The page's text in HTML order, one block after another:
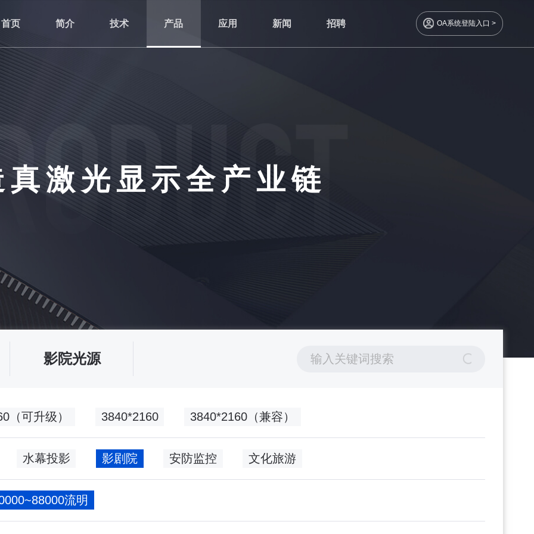
首页 简介 技术 产品 应用 新闻 招聘 OA系统登陆入口 >
真激光显示全产业链
影院光源
（可升级） 3840*2160 3840*2160（兼容）
水幕投影 影剧院 安防监控 文化旅游
流明